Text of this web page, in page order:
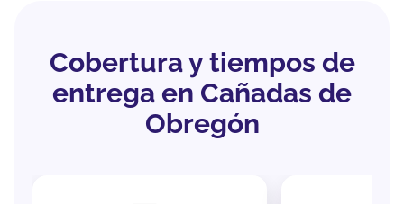
Cobertura y tiempos de
entrega en Cañadas de
Obregón